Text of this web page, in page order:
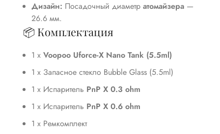
Дизайн: Посадочный диаметр атомайзера —
26.6 мм.
📦 Комплектация
1 x Voopoo Uforce-X Nano Tank (5.5ml)
1 x Запасное стекло Bubble Glass (5.5ml)
1 х Испаритель PnP X 0.3 ohm
1 х Испаритель PnP X 0.6 ohm
1 х Ремкомплект